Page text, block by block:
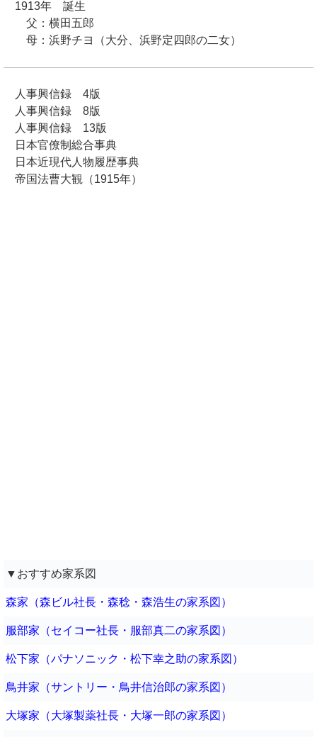
1913年 誕生
父：横田五郎
母：浜野チヨ（大分、浜野定四郎の二女）
人事興信録 4版
人事興信録 8版
人事興信録 13版
日本官僚制総合事典
日本近現代人物履歴事典
帝国法曹大観（1915年）
▼おすすめ家系図
森家（森ビル社長・森稔・森浩生の家系図）
服部家（セイコー社長・服部真二の家系図）
松下家（パナソニック・松下幸之助の家系図）
鳥井家（サントリー・鳥井信治郎の家系図）
大塚家（大塚製薬社長・大塚一郎の家系図）